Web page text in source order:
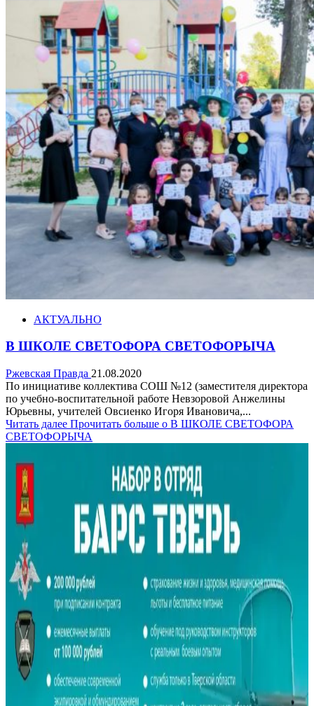
АКТУАЛЬНО
В ШКОЛЕ СВЕТОФОРА СВЕТОФОРЫЧА
Ржевская Правда 21.08.2020
По инициативе коллектива СОШ №12 (заместителя директора
по учебно-воспитательной работе Невзоровой Анжелины
Юрьевны, учителей Овсиенко Игоря Ивановича,...
Читать далее Прочитать больше о В ШКОЛЕ СВЕТОФОРА
СВЕТОФОРЫЧА